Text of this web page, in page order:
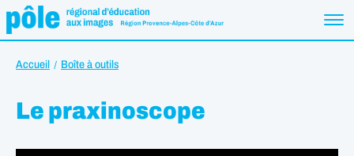
Accueil Boîte à outils
Le praxinoscope